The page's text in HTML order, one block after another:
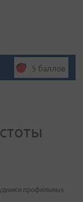
5 баллов
профильных